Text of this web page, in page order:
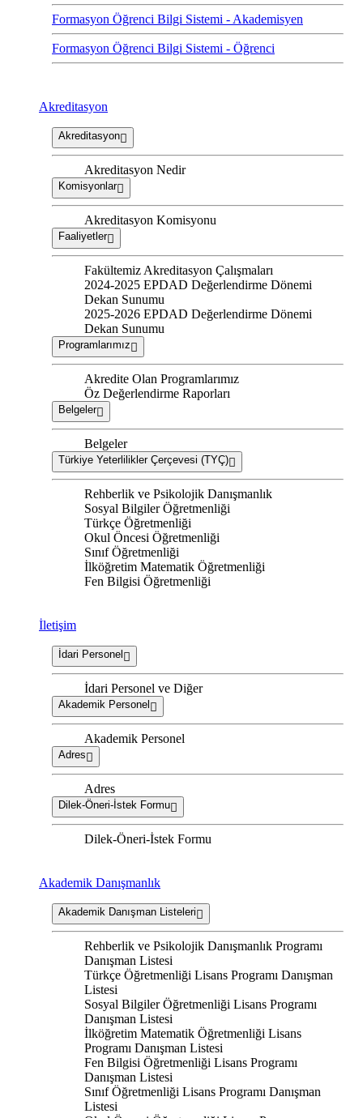
Formasyon Öğrenci Bilgi Sistemi - Akademisyen
Formasyon Öğrenci Bilgi Sistemi - Öğrenci
Akreditasyon
Akreditasyon
Akreditasyon Nedir
Komisyonlar
Akreditasyon Komisyonu
Faaliyetler
Fakültemiz Akreditasyon Çalışmaları
2024-2025 EPDAD Değerlendirme Dönemi
Dekan Sunumu
2025-2026 EPDAD Değerlendirme Dönemi
Dekan Sunumu
Programlarımız
Akredite Olan Programlarımız
Öz Değerlendirme Raporları
Belgeler
Belgeler
Türkiye Yeterlilikler Çerçevesi (TYÇ)
Rehberlik ve Psikolojik Danışmanlık
Sosyal Bilgiler Öğretmenliği
Türkçe Öğretmenliği
Okul Öncesi Öğretmenliği
Sınıf Öğretmenliği
İlköğretim Matematik Öğretmenliği
Fen Bilgisi Öğretmenliği
İletişim
İdari Personel
İdari Personel ve Diğer
Akademik Personel
Akademik Personel
Adres
Adres
Dilek-Öneri-İstek Formu
Dilek-Öneri-İstek Formu
Akademik Danışmanlık
Akademik Danışman Listeleri
Rehberlik ve Psikolojik Danışmanlık Programı
Danışman Listesi
Türkçe Öğretmenliği Lisans Programı Danışman
Listesi
Sosyal Bilgiler Öğretmenliği Lisans Programı
Danışman Listesi
İlköğretim Matematik Öğretmenliği Lisans
Programı Danışman Listesi
Fen Bilgisi Öğretmenliği Lisans Programı
Danışman Listesi
Sınıf Öğretmenliği Lisans Programı Danışman
Listesi